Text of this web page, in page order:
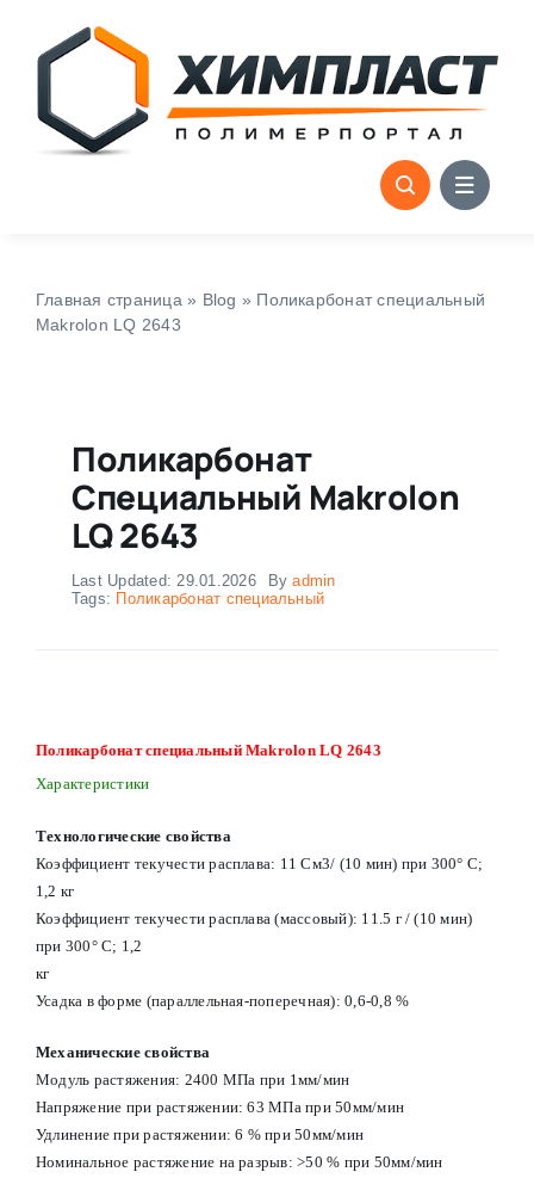
content
Главная страница » Blog » Поликарбонат специальный
Makrolon LQ 2643
Поликарбонат
Специальный Makrolon
LQ 2643
Last Updated: 29.01.2026 Byadmin
Tags: Поликарбонат специальный
Поликарбонат специальный Makrolon LQ 2643
Характеристики
Технологические свойства
Коэффициент текучести расплава: 11 См3/ (10 мин) при 300° С;
1,2 кг
Коэффициент текучести расплава (массовый): 11.5 г / (10 мин)
при 300° С; 1,2
кг
Усадка в форме (параллельная-поперечная): 0,6-0,8 %
Механические свойства
Модуль растяжения: 2400 МПа при 1мм/мин
Напряжение при растяжении: 63 МПа при 50мм/мин
Удлинение при растяжении: 6 % при 50мм/мин
Номинальное растяжение на разрыв: >50 % при 50мм/мин